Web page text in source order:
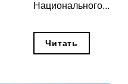
Номера
Национального...
Читать